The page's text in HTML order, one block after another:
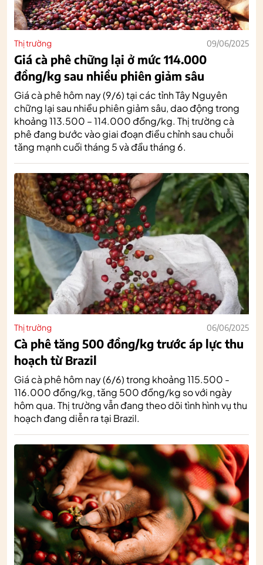
Thị trường 09/06/2025
Giá cà phê chững lại ở mức 114.000
đồng/kg sau nhiều phiên giảm sâu
Giá cà phê hôm nay (9/6) tại các tỉnh Tây Nguyên
chững lại sau nhiều phiên giảm sâu, dao động trong
khoảng 113.500 – 114.000 đồng/kg. Thị trường cà
phê đang bước vào giai đoạn điều chỉnh sau chuỗi
tăng mạnh cuối tháng 5 và đầu tháng 6.
Thị trường 06/06/2025
Cà phê tăng 500 đồng/kg trước áp lực thu
hoạch từ Brazil
Giá cà phê hôm nay (6/6) trong khoảng 115.500 -
116.000 đồng/kg, tăng 500 đồng/kg so với ngày
hôm qua. Thị trường vẫn đang theo dõi tình hình vụ thu
hoạch đang diễn ra tại Brazil.